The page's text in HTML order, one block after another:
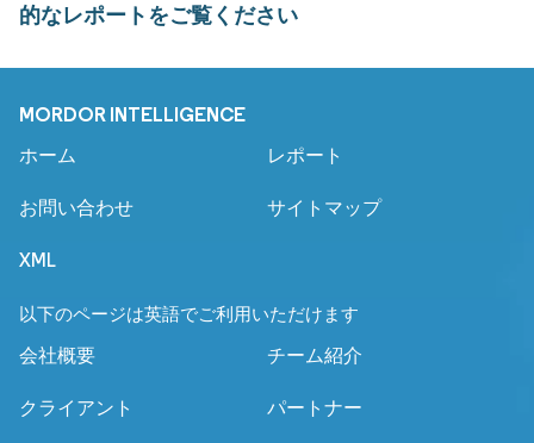
的なレポートをご覧ください
MORDOR INTELLIGENCE
ホーム レポート
お問い合わせ サイトマップ
XML
以下のページは英語でご利用いただけます
会社概要 チーム紹介
クライアント パートナー